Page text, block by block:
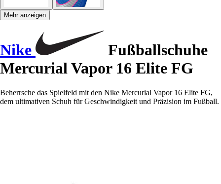
Mehr anzeigen
Nike
Fußballschuhe
Mercurial Vapor 16 Elite FG
Beherrsche das Spielfeld mit den Nike Mercurial Vapor 16 Elite FG,
dem ultimativen Schuh für Geschwindigkeit und Präzision im Fußball.